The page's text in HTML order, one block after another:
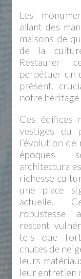
Les
allant des
maisons de
de la
Restaurer
perpétuer un
présent,
notre
Ces édifices
vestiges du
l’évolution
époques
richesse
une place
actuelle.
robustesse
restent
tels que
chutes de
leurs
leur entretien